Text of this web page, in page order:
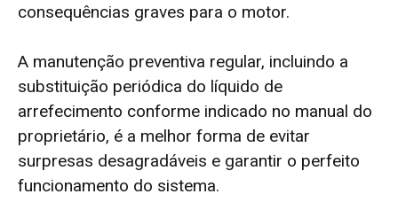
consequências graves para o motor.
A manutenção preventiva regular, incluindo a
substituição periódica do líquido de
arrefecimento conforme indicado no manual do
proprietário, é a melhor forma de evitar
surpresas desagradáveis e garantir o perfeito
funcionamento do sistema.